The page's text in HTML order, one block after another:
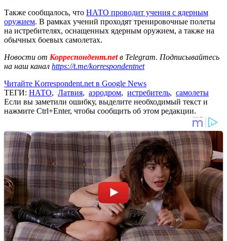
Также сообщалось, что НАТО проводит учения с ядерным
оружием. В рамках учений проходят тренировочные полеты
на истребителях, оснащенных ядерным оружием, а также на
обычных боевых самолетах.
Новости от Корреспондент.netв Telegram. Подписывайтесь
на наш канал https://t.me/korrespondentnet
Читайте Korrespondent.net в Google News
ТЕГИ: НАТО, Латвия, аэродром, истребитель, самолеты
Если вы заметили ошибку, выделите необходимый текст и
нажмите Ctrl+Enter, чтобы сообщить об этом редакции.